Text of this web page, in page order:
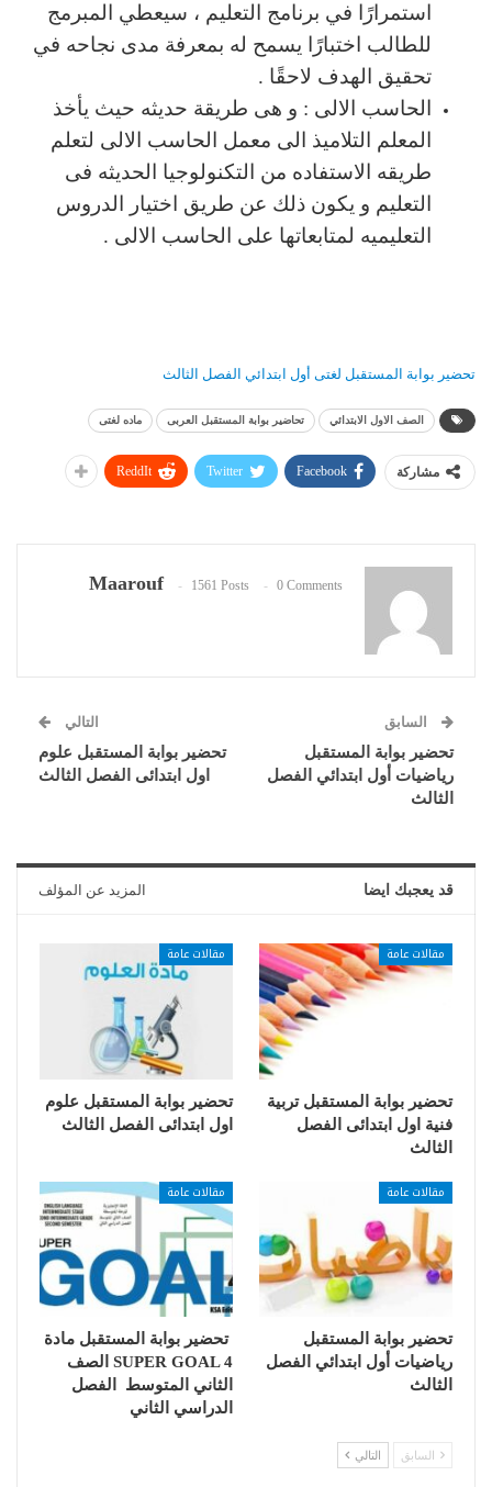
استمرارًا في برنامج التعليم ، سيعطي المبرمج
للطالب اختبارًا يسمح له بمعرفة مدى نجاحه في
تحقيق الهدف لاحقًا .
الحاسب الالى : و هى طريقة حديثه حيث يأخذ
المعلم التلاميذ الى معمل الحاسب الالى لتعلم
طريقه الاستفاده من التكنولوجيا الحديثه فى
التعليم و يكون ذلك عن طريق اختيار الدروس
التعليميه لمتابعاتها على الحاسب الالى .
تحضير بوابة المستقبل لغتى أول ابتدائي الفصل الثالث
الصف الاول الابتدائي تحاضير بوابة المستقبل العربى ماده لغتى
مشاركة Facebook
Twitter
ReddIt
Maarouf 1561 Posts 0 Comments
السابق
تحضير بوابة المستقبل
رياضيات أول ابتدائي الفصل
الثالث
التالي
تحضير بوابة المستقبل علوم
اول ابتدائى الفصل الثالث
قد يعجبك ايضا المزيد عن المؤلف
مقالات عامة
تحضير بوابة المستقبل تربية
فنية اول ابتدائى الفصل
الثالث
مقالات عامة
تحضير بوابة المستقبل علوم
اول ابتدائى الفصل الثالث
مقالات عامة
تحضير بوابة المستقبل
رياضيات أول ابتدائي الفصل
الثالث
مقالات عامة
تحضير بوابة المستقبل مادة
SUPER GOAL 4 الصف
الثاني المتوسط الفصل
الدراسي الثاني
السابق التالي